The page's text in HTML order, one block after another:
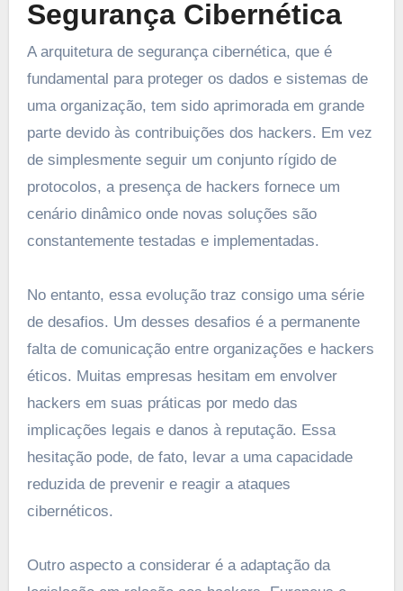
Segurança Cibernética
A arquitetura de segurança cibernética, que é
fundamental para proteger os dados e sistemas de
uma organização, tem sido aprimorada em grande
parte devido às contribuições dos hackers. Em vez
de simplesmente seguir um conjunto rígido de
protocolos, a presença de hackers fornece um
cenário dinâmico onde novas soluções são
constantemente testadas e implementadas.
No entanto, essa evolução traz consigo uma série
de desafios. Um desses desafios é a permanente
falta de comunicação entre organizações e hackers
éticos. Muitas empresas hesitam em envolver
hackers em suas práticas por medo das
implicações legais e danos à reputação. Essa
hesitação pode, de fato, levar a uma capacidade
reduzida de prevenir e reagir a ataques
cibernéticos.
Outro aspecto a considerar é a adaptação da